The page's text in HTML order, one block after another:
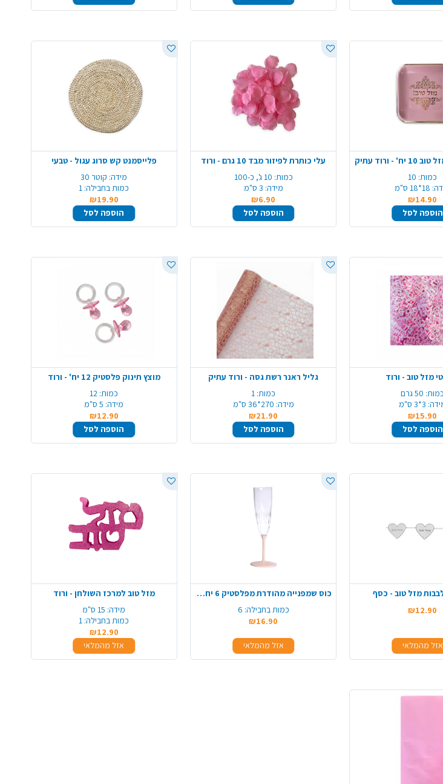
כמות: 10
18*18 ס"מ
₪14.90
הוספה לסל
עלי כותרת לפיזור מבד 10 גרם - ורוד
כמות: 10 ג', כ-100
מידה: 3 ס"מ
₪6.90
הוספה לסל
פלייסמנט קש סרוג עגול - טבעי
מידה: קוטר 30
כמות בחבילה: 1
₪19.90
הוספה לסל
מזל טוב - ורוד
כמות: 50 גרם
3*3 ס"מ
₪15.90
הוספה לסל
גליל ראנר רשת גסה - ורוד עתיק
כמות: 1
מידה: 270*36 ס"מ
₪21.90
הוספה לסל
מוצץ תינוק פלסטיק 12 יח' - ורוד
כמות: 12
מידה: 5 ס"מ
₪12.90
הוספה לסל
מזל טוב - כסף
₪12.90
אזל מהמלאי
כוס שמפנייה מהודרת מפלסטיק 6 יח' - ורוד
כמות בחבילה: 6
₪16.90
אזל מהמלאי
מזל טוב למרכז השולחן - ורוד
מידה: 15 ס"מ
כמות בחבילה: 1
₪12.90
אזל מהמלאי